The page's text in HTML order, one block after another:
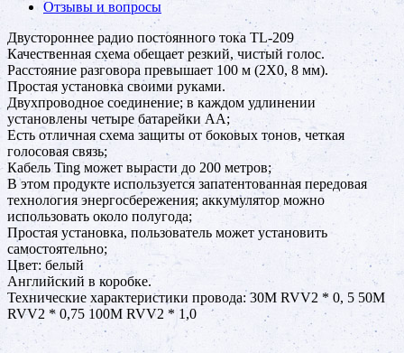
Отзывы и вопросы
Двустороннее радио постоянного тока TL-209
Качественная схема обещает резкий, чистый голос.
Расстояние разговора превышает 100 м (2X0, 8 мм).
Простая установка своими руками.
Двухпроводное соединение; в каждом удлинении
установлены четыре батарейки АА;
Есть отличная схема защиты от боковых тонов, четкая
голосовая связь;
Кабель Ting может вырасти до 200 метров;
В этом продукте используется запатентованная передовая
технология энергосбережения; аккумулятор можно
использовать около полугода;
Простая установка, пользователь может установить
самостоятельно;
Цвет: белый
Английский в коробке.
Технические характеристики провода: 30M RVV2 * 0, 5 50M
RVV2 * 0,75 100M RVV2 * 1,0